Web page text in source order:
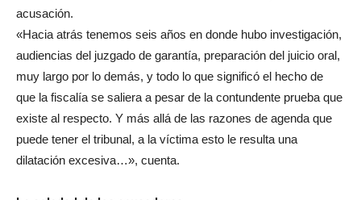
acusación.
«Hacia atrás tenemos seis años en donde hubo investigación,
audiencias del juzgado de garantía, preparación del juicio oral,
muy largo por lo demás, y todo lo que significó el hecho de
que la fiscalía se saliera a pesar de la contundente prueba que
existe al respecto. Y más allá de las razones de agenda que
puede tener el tribunal, a la víctima esto le resulta una
dilatación excesiva…», cuenta.